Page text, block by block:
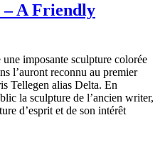
– A Friendly
imposante sculpture colorée
l’auront reconnu au premier
Tellegen alias Delta. En
la sculpture de l’ancien writer,
d’esprit et de son intérêt